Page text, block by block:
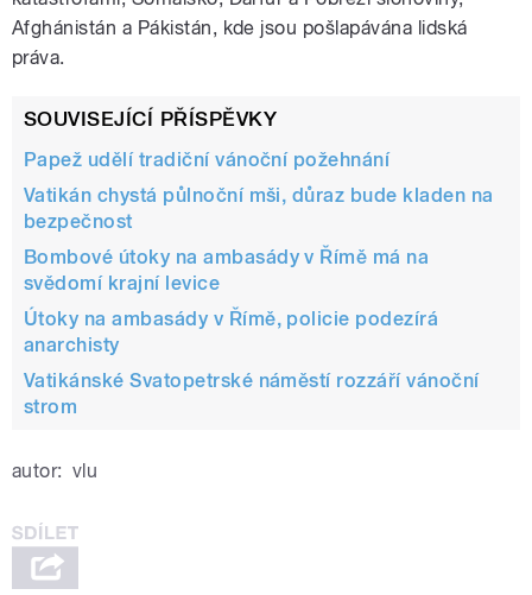
Afghánistán a Pákistán, kde jsou pošlapávána lidská
práva.
SOUVISEJÍCÍ PŘÍSPĚVKY
Papež udělí tradiční vánoční požehnání
Vatikán chystá půlnoční mši, důraz bude kladen na
bezpečnost
Bombové útoky na ambasády v Římě má na
svědomí krajní levice
Útoky na ambasády v Římě, policie podezírá
anarchisty
Vatikánské Svatopetrské náměstí rozzáří vánoční
strom
autor: vlu